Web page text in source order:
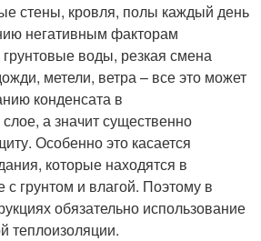
стены, кровля, полы каждый день
негативным факторам
воды, резкая смена
метели, ветра – все это может
конденсата в
а значит существенно
Особенно это касается
которые находятся в
с грунтом и влагой. Поэтому в
обязательно использование
теплоизоляции.